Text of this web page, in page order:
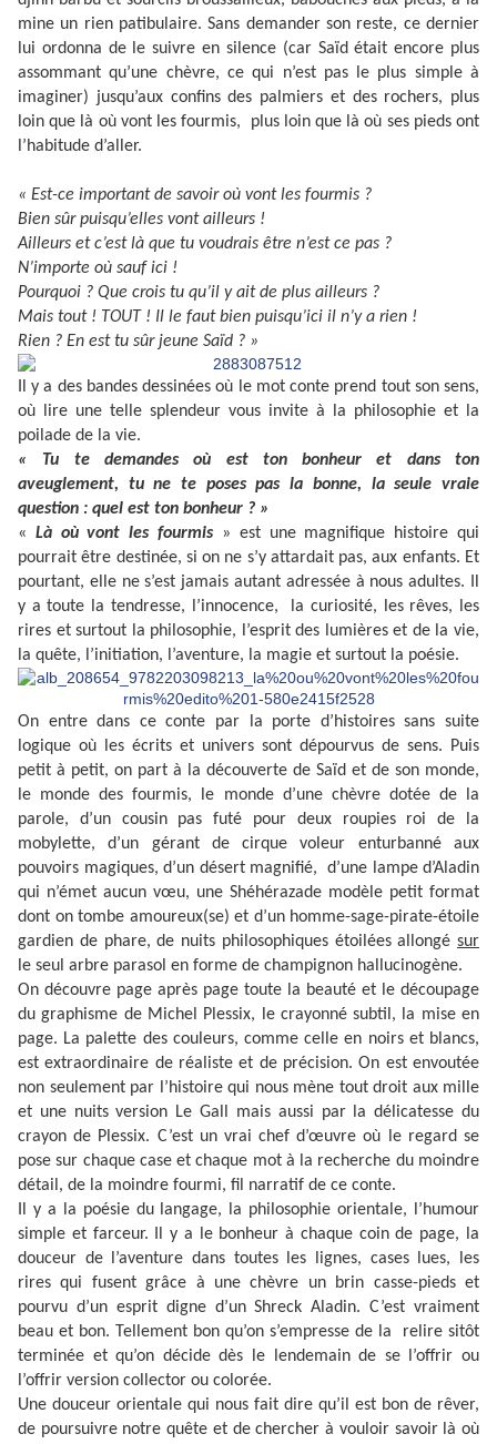
mine un rien patibulaire. Sans demander son reste, ce dernier
lui ordonna de le suivre en silence (car Saïd était encore plus
assommant qu’une chèvre, ce qui n’est pas le plus simple à
imaginer) jusqu’aux confins des palmiers et des rochers, plus
loin que là où vont les fourmis,
plus loin que là où ses pieds ont
l’habitude d’aller.
« Est-ce important de savoir où vont les fourmis ?
Bien sûr puisqu’elles vont ailleurs !
Ailleurs et c’est là que tu voudrais être n’est ce pas ?
N’importe où sauf ici !
Pourquoi ? Que crois tu qu’il y ait de plus ailleurs ?
Mais tout ! TOUT ! Il le faut bien puisqu’ici il n’y a rien !
Rien ? En est tu sûr jeune Saïd ? »
Il y a des bandes dessinées où le mot conte prend tout son sens,
où lire une telle splendeur vous invite à la philosophie et la
poilade de la vie.
« Tu te demandes où est ton bonheur et dans ton
aveuglement, tu ne te poses pas la bonne, la seule vraie
question : quel est ton bonheur ? »
« Là où vont les fourmis » est une magnifique histoire qui
pourrait être destinée, si on ne s’y attardait pas, aux enfants. Et
pourtant, elle ne s’est jamais autant adressée à nous adultes. Il
y a toute la tendresse, l’innocence,
la curiosité, les rêves, les
rires et surtout la philosophie, l’esprit des lumières et de la vie,
la quête, l’initiation, l’aventure, la magie et surtout la poésie.
On entre dans ce conte par la porte d’histoires sans suite
logique où les écrits et univers sont dépourvus de sens. Puis
petit à petit, on part à la découverte de Saïd et de son monde,
le monde des fourmis, le monde d’une chèvre dotée de la
parole, d’un cousin pas futé pour deux roupies roi de la
mobylette, d’un gérant de cirque voleur enturbanné aux
pouvoirs magiques, d’un désert magnifié,
d’une lampe d’Aladin
qui n’émet aucun vœu, une Shéhérazade modèle petit format
dont on tombe amoureux(se) et d’un homme-sage-pirate-étoile
gardien de phare, de nuits philosophiques étoilées allongé sur
le seul arbre parasol en forme de champignon hallucinogène.
On découvre page après page toute la beauté et le découpage
du graphisme de Michel Plessix, le crayonné subtil, la mise en
page. La palette des couleurs, comme celle en noirs et blancs,
est extraordinaire de réaliste et de précision. On est envoutée
non seulement par l’histoire qui nous mène tout droit aux mille
et une nuits version Le Gall mais aussi par la délicatesse du
crayon de Plessix. C’est un vrai chef d’œuvre où le regard se
pose sur chaque case et chaque mot à la recherche du moindre
détail, de la moindre fourmi, fil narratif de ce conte.
Il y a la poésie du langage, la philosophie orientale, l’humour
simple et farceur. Il y a le bonheur à chaque coin de page, la
douceur de l’aventure dans toutes les lignes, cases lues, les
rires qui fusent grâce à une chèvre un brin casse-pieds et
pourvu d’un esprit digne d’un Shreck Aladin. C’est vraiment
beau et bon. Tellement bon qu’on s’empresse de la
relire sitôt
terminée et qu’on décide dès le lendemain de se l’offrir ou
l’offrir version collector ou colorée.
Une douceur orientale qui nous fait dire qu’il est bon de rêver,
de poursuivre notre quête et de chercher à vouloir savoir là où